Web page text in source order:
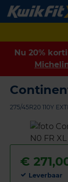
Nu 20%
275/45R20 110Y
€
Leverbaar